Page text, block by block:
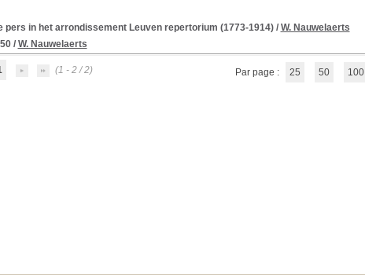
pers in het arrondissement Leuven repertorium (1773-1914)/ W. Nauwelaerts
/ W. Nauwelaerts
(1 - 2 / 2) Par page : 25 50 100